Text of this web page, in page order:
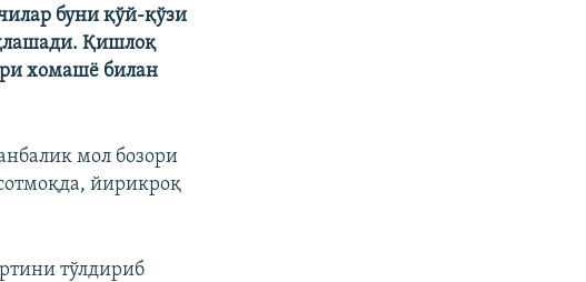
буни қўй-қўзи
Қишлоқ
хомашё билан
мол бозори
йирикроқ
тўлдириб